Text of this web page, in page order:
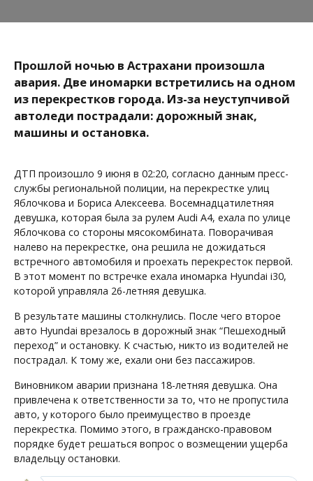
Прошлой ночью в Астрахани произошла
авария. Две иномарки встретились на одном
из перекрестков города. Из-за неуступчивой
автоледи пострадали: дорожный знак,
машины и остановка.
ДТП произошло 9 июня в 02:20, согласно данным пресс-
службы региональной полиции, на перекрестке улиц
Яблочкова и Бориса Алексеева. Восемнадцатилетняя
девушка, которая была за рулем Audi A4, ехала по улице
Яблочкова со стороны мясокомбината. Поворачивая
налево на перекрестке, она решила не дожидаться
встречного автомобиля и проехать перекресток первой.
В этот момент по встречке ехала иномарка Hyundai i30,
которой управляла 26-летняя девушка.
В результате машины столкнулись. После чего второе
авто Hyundai врезалось в дорожный знак “Пешеходный
переход” и остановку. К счастью, никто из водителей не
пострадал. К тому же, ехали они без пассажиров.
Виновником аварии признана 18-летняя девушка. Она
привлечена к ответственности за то, что не пропустила
авто, у которого было преимущество в проезде
перекрестка. Помимо этого, в гражданско-правовом
порядке будет решаться вопрос о возмещении ущерба
владельцу остановки.